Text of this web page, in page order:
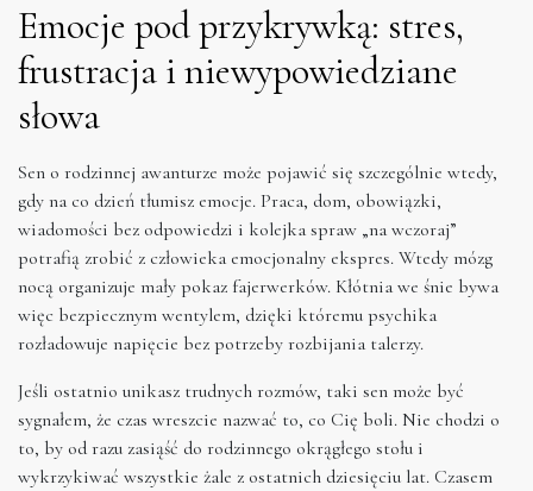
Emocje pod przykrywką: stres,
frustracja i niewypowiedziane
słowa
Sen o rodzinnej awanturze może pojawić się szczególnie wtedy,
gdy na co dzień tłumisz emocje. Praca, dom, obowiązki,
wiadomości bez odpowiedzi i kolejka spraw „na wczoraj”
potrafią zrobić z człowieka emocjonalny ekspres. Wtedy mózg
nocą organizuje mały pokaz fajerwerków. Kłótnia we śnie bywa
więc bezpiecznym wentylem, dzięki któremu psychika
rozładowuje napięcie bez potrzeby rozbijania talerzy.
Jeśli ostatnio unikasz trudnych rozmów, taki sen może być
sygnałem, że czas wreszcie nazwać to, co Cię boli. Nie chodzi o
to, by od razu zasiąść do rodzinnego okrągłego stołu i
wykrzykiwać wszystkie żale z ostatnich dziesięciu lat. Czasem